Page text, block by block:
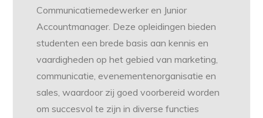
Communicatiemedewerker en Junior
Accountmanager. Deze opleidingen bieden
studenten een brede basis aan kennis en
vaardigheden op het gebied van marketing,
communicatie, evenementenorganisatie en
sales, waardoor zij goed voorbereid worden
om succesvol te zijn in diverse functies